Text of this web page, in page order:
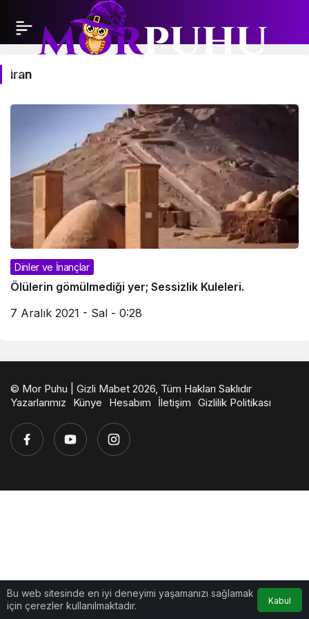
iran
Dinler ve İnançlar
Ölülerin gömülmediği yer; Sessizlik Kuleleri.
7 Aralık 2021 - Sal - 0:28
Bu web sitesinde en iyi deneyimi yaşamanızı sağlamak
için çerezler kullanılmaktadır.
Kabul
© Mor Puhu | Gizli Mabet 2026, Tüm Hakları Saklıdır
Yazarlarımız
Künye Hesabım İletişim Gizlilik Politikası